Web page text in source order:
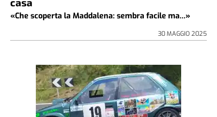
«Che scoperta la Maddalena: sembra facile ma...»
30 MAGGIO 2025